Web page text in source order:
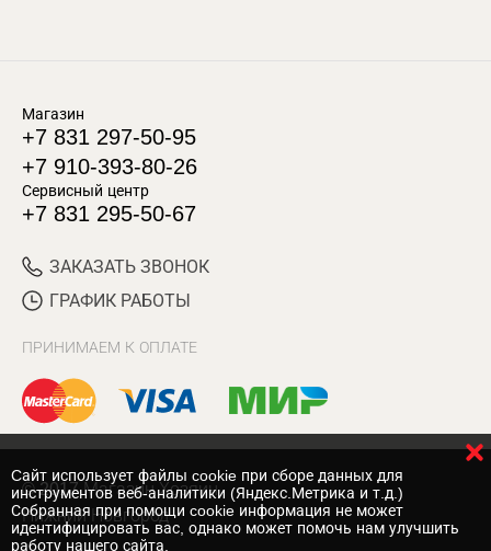
Магазин
+7 831 297-50-95
+7 910-393-80-26
Сервисный центр
+7 831 295-50-67
ЗАКАЗАТЬ ЗВОНОК
ГРАФИК РАБОТЫ
ПРИНИМАЕМ К ОПЛАТЕ
© 2017 Магазин Хозяин
Нижний Новгород
Cайт использует файлы cookie при сборе данных для
инструментов веб-аналитики (Яндекс.Метрика и т.д.)
Собранная при помощи cookie информация не может
идентифицировать вас, однако может помочь нам улучшить
работу нашего сайта.